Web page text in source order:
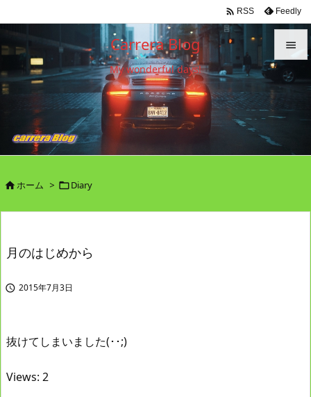
Carrera Blog
My wonderful days!


メニュ

 RSS Feedly
ホーム > Diary
月のはじめから
 2015年7月3日
抜けてしまいました(･･;)
Views: 2